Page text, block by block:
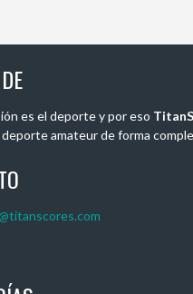
es el deporte y por eso
amateur de forma